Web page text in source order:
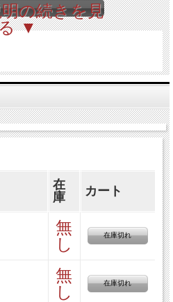
ンキングトップセ
です！
ばれている人気パ
めなセットです。
セットです♪
の続きを見
▼
在
庫
カート
無
し
在庫切れ
無
し
在庫切れ